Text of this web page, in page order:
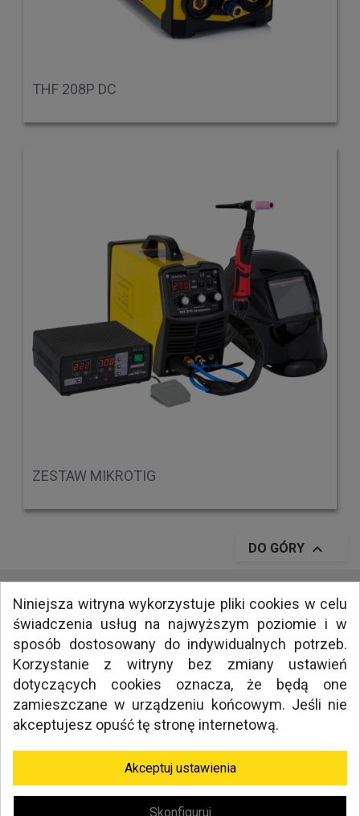
THF 208P DC
ZESTAW MIKROTIG
DO GÓRY 
INFORMACJE
MEDIA
NAWIGACJA
TWORZENIE SKLEPÓW INTERNETOWYCH KRAKÓW MILLENIUM STUDIO
Niniejsza witryna wykorzystuje pliki cookies w celu
świadczenia usług na najwyższym poziomie i w
sposób dostosowany do indywidualnych potrzeb.
Korzystanie z witryny bez zmiany ustawień
dotyczących cookies oznacza, że będą one
zamieszczane w urządzeniu końcowym. Jeśli nie
akceptujesz opuść tę stronę internetową.
Akceptuj ustawienia
Skonfiguruj